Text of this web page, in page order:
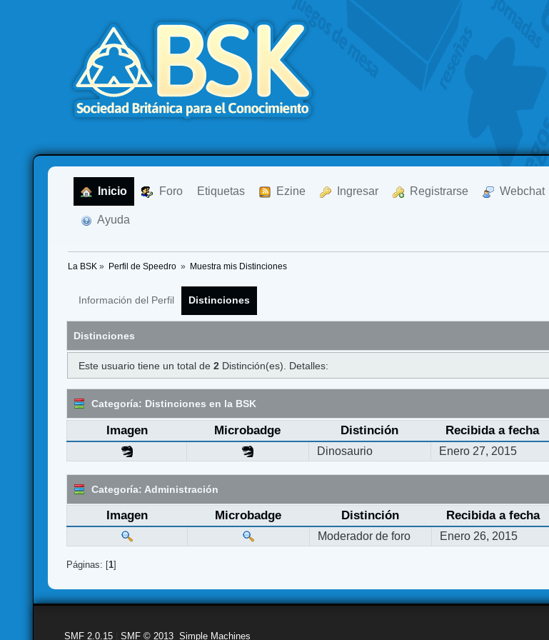
Inicio Foro Etiquetas Ezine Ingresar Registrarse Webchat
Ayuda
La BSK » Perfil de Speedro » Muestra mis Distinciones
Información del Perfil Distinciones
Distinciones
Este usuario tiene un total de 2Distinción(es). Detalles:
Categoría: Distinciones en la BSK
Imagen Microbadge Distinción Recibida a fecha
Dinosaurio Enero 27, 2015
Categoría: Administración
Imagen Microbadge Distinción Recibida a fecha
Moderador de foro Enero 26, 2015
Páginas: [1]
SMF 2.0.15 |SMF © 2013 ,Simple Machines